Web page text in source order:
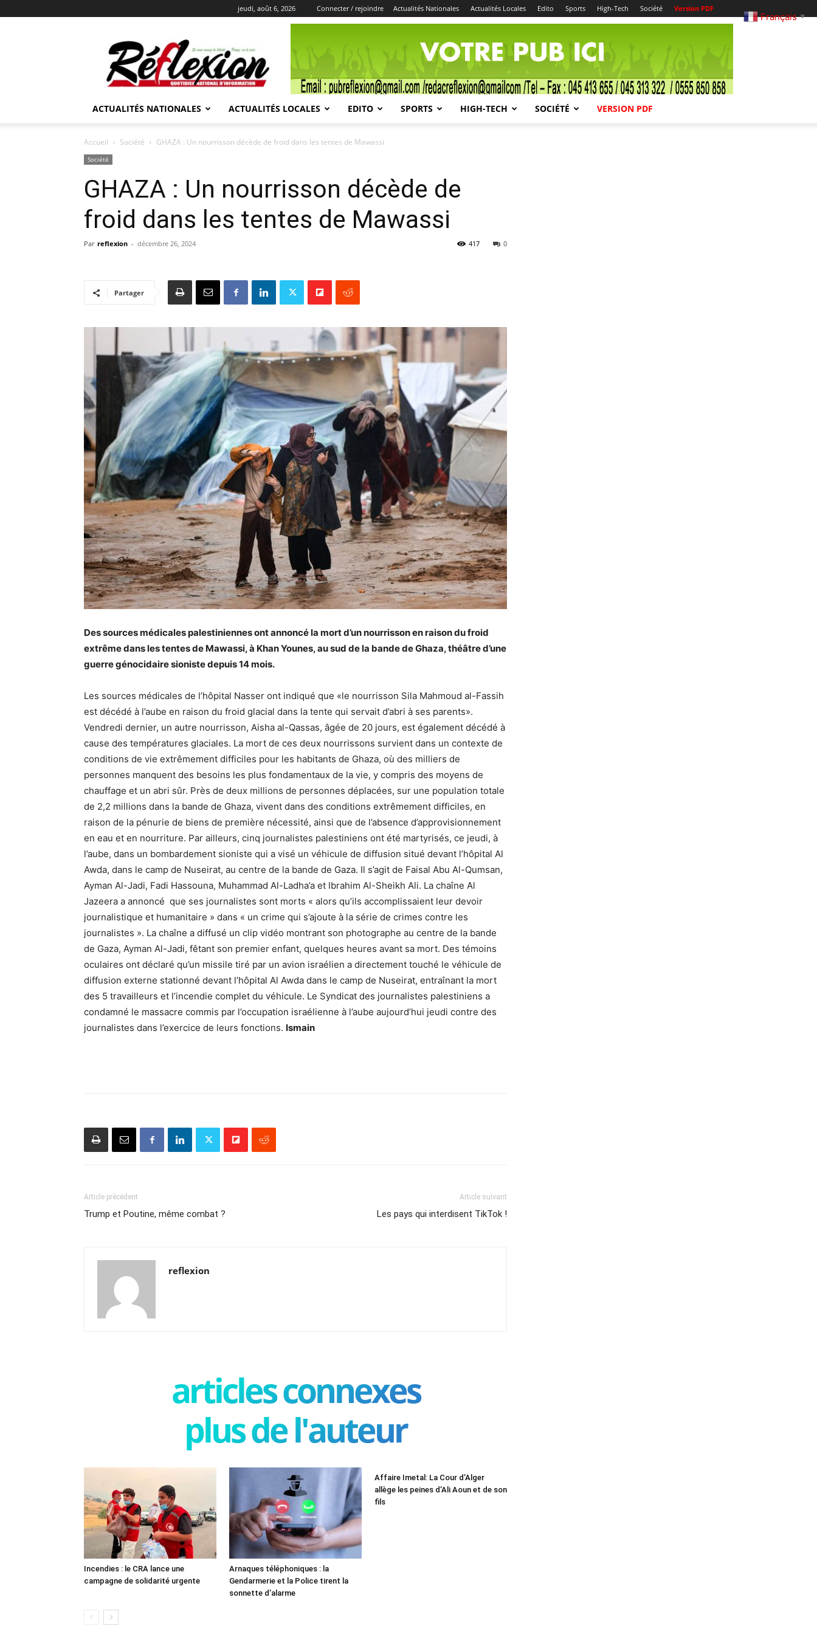
jeudi, août 6, 2026 Connecter / rejoindre Actualités Nationales Actualités Locales Edito Sports High-Tech Société Version PDF
REFLEXION
ACTUALITÉS NATIONALES ACTUALITÉS LOCALES EDITO SPORTS HIGH-TECH SOCIÉTÉ VERSION PDF
Accueil Société GHAZA : Un nourrisson décède de froid dans les tentes de Mawassi
Société
GHAZA : Un nourrisson décède de
froid dans les tentes de Mawassi
Par reflexion - décembre 26, 2024 0
417
Partager
Des sources médicales palestiniennes ont annoncé la mort d’un nourrisson en raison du froid
extrême dans les tentes de Mawassi, à Khan Younes, au sud de la bande de Ghaza, théâtre d’une
guerre génocidaire sioniste depuis 14 mois.
Les sources médicales de l’hôpital Nasser ont indiqué que «le nourrisson Sila Mahmoud al-Fassih
est décédé à l’aube en raison du froid glacial dans la tente qui servait d’abri à ses parents».
Vendredi dernier, un autre nourrisson, Aisha al-Qassas, âgée de 20 jours, est également décédé à
cause des températures glaciales. La mort de ces deux nourrissons survient dans un contexte de
conditions de vie extrêmement difficiles pour les habitants de Ghaza, où des milliers de
personnes manquent des besoins les plus fondamentaux de la vie, y compris des moyens de
chauffage et un abri sûr. Près de deux millions de personnes déplacées, sur une population totale
de 2,2 millions dans la bande de Ghaza, vivent dans des conditions extrêmement difficiles, en
raison de la pénurie de biens de première nécessité, ainsi que de l’absence d’approvisionnement
en eau et en nourriture. Par ailleurs, cinq journalistes palestiniens ont été martyrisés, ce jeudi, à
l’aube, dans un bombardement sioniste qui a visé un véhicule de diffusion situé devant l’hôpital Al
Awda, dans le camp de Nuseirat, au centre de la bande de Gaza. Il s’agit de Faisal Abu Al-Qumsan,
Ayman Al-Jadi, Fadi Hassouna, Muhammad Al-Ladha’a et Ibrahim Al-Sheikh Ali. La chaîne Al
Jazeera a annoncé que ses journalistes sont morts « alors qu’ils accomplissaient leur devoir
journalistique et humanitaire » dans « un crime qui s’ajoute à la série de crimes contre les
journalistes ». La chaîne a diffusé un clip vidéo montrant son photographe au centre de la bande
de Gaza, Ayman Al-Jadi, fêtant son premier enfant, quelques heures avant sa mort. Des témoins
oculaires ont déclaré qu’un missile tiré par un avion israélien a directement touché le véhicule de
diffusion externe stationné devant l’hôpital Al Awda dans le camp de Nuseirat, entraînant la mort
des 5 travailleurs et l’incendie complet du véhicule. Le Syndicat des journalistes palestiniens a
condamné le massacre commis par l’occupation israélienne à l’aube aujourd’hui jeudi contre des
journalistes dans l’exercice de leurs fonctions. Ismain
Article précédent
Trump et Poutine, même combat ?
Article suivant
Les pays qui interdisent TikTok !
reflexion
articles connexes
plus de l'auteur
Incendies : le CRA lance une
campagne de solidarité urgente
Arnaques téléphoniques : la
Gendarmerie et la Police tirent la
sonnette d’alarme
Affaire Imetal: La Cour d’Alger
allège les peines d’Ali Aoun et de son
fils
Français ▼